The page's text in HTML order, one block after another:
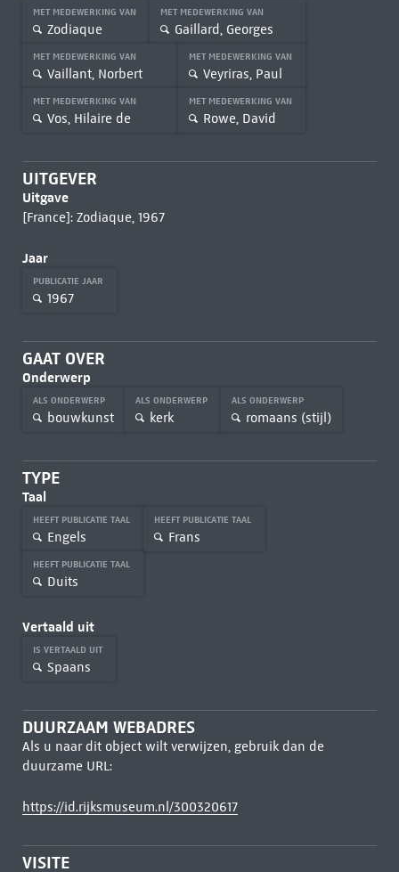
MET MEDEWERKING VAN
Zodiaque
MET MEDEWERKING VAN
Gaillard, Georges
MET MEDEWERKING VAN
Vaillant, Norbert
MET MEDEWERKING VAN
Veyriras, Paul
MET MEDEWERKING VAN
Vos, Hilaire de
MET MEDEWERKING VAN
Rowe, David
UITGEVER
Uitgave
[France]: Zodiaque, 1967
Jaar
PUBLICATIE JAAR
1967
GAAT OVER
Onderwerp
ALS ONDERWERP
bouwkunst
ALS ONDERWERP
kerk
ALS ONDERWERP
romaans (stijl)
TYPE
Taal
HEEFT PUBLICATIE TAAL
Engels
HEEFT PUBLICATIE TAAL
Frans
HEEFT PUBLICATIE TAAL
Duits
Vertaald uit
IS VERTAALD UIT
Spaans
DUURZAAM WEBADRES
Als u naar dit object wilt verwijzen, gebruik dan de
duurzame URL:
https://id.rijksmuseum.nl/300320617
VISITE